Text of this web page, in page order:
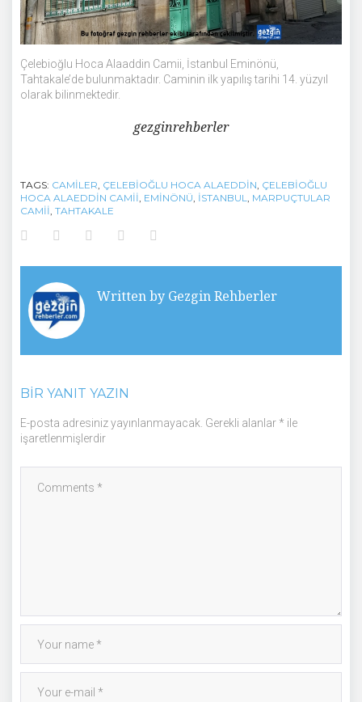
Çelebioğlu Hoca Alaaddin Camii, İstanbul Eminönü,
Tahtakale’de bulunmaktadır. Caminin ilk yapılış tarihi 14. yüzyıl
olarak bilinmektedir.
gezginrehberler
TAGS: CAMILER, ÇELEBIOĞLU HOCA ALAEDDIN, ÇELEBIOĞLU
HOCA ALAEDDIN CAMII, EMINÖNÜ, İSTANBUL, MARPUÇTULAR
CAMII, TAHTAKALE
Facebook
Twitter Google+LinkedIn
Written by Gezgin Rehberler
BIR YANIT YAZIN
E-posta adresiniz yayınlanmayacak. Gerekli alanlar * ile
işaretlenmişlerdir